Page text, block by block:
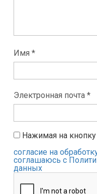
Имя *
Электронная почта *
Нажимая на
согласие на
соглашаюсь с
данных